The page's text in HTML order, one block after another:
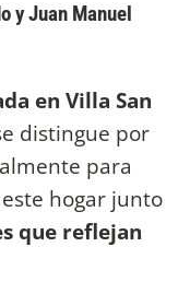
y Juan Manuel
en Villa San
distingue por
para
hogar junto
que reflejan